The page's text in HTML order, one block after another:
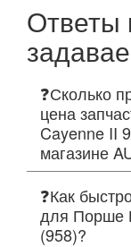
Ответы
❓Сколько
цена
Cayenne II
магазине
❓Как
для Порше
(958)?